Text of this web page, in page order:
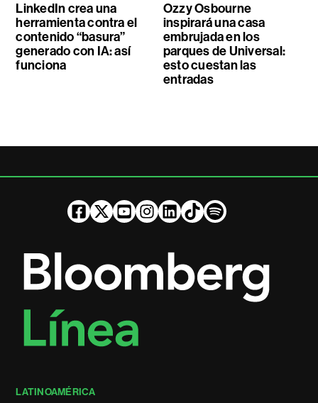
LinkedIn crea una
herramienta contra el
contenido “basura”
generado con IA: así
funciona
Ozzy Osbourne
inspirará una casa
embrujada en los
parques de Universal:
esto cuestan las
entradas
LATINOAMÉRICA